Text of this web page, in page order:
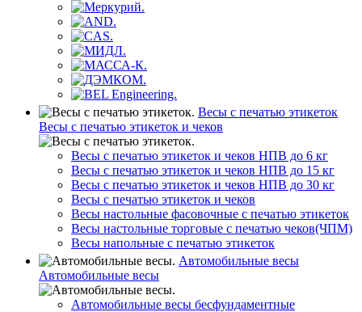
Весы с печатью этикеток
Весы с печатью этикеток и чеков
Весы с печатью этикеток и чеков НПВ до 6 кг
Весы с печатью этикеток и чеков НПВ до 15 кг
Весы с печатью этикеток и чеков НПВ до 30 кг
Весы с печатью этикеток и чеков
Весы настольные фасовочные с печатью этикеток
Весы настольные торговые с печатью чеков(ЧПМ)
Весы напольные с печатью этикеток
Автомобильные весы
Автомобильные весы
Автомобильные весы бесфундаментные